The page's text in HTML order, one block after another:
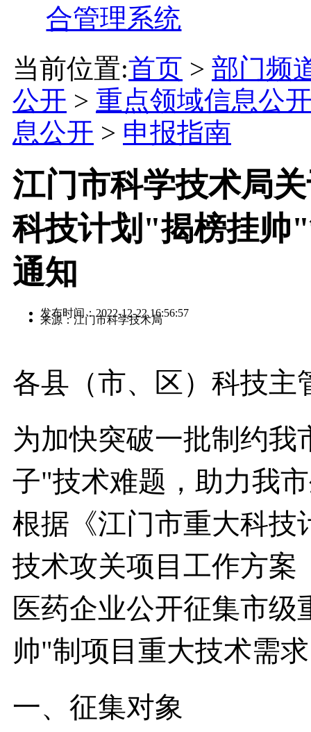
合管理系统
当前位置:首页 > 部门频
公开 > 重点领域信息公
息公开 > 申报指南
江门市科学技术局
科技计划"揭榜挂帅
通知
发布时间：2022-12-22 16:56:57
来源：江门市科学技术局
各县（市、区）科技主
为加快突破一批制约
子"技术难题，助力我
根据《江门市重大科
技术攻关项目工作方案
医药企业公开征集市
帅"制项目重大技术需
一、征集对象